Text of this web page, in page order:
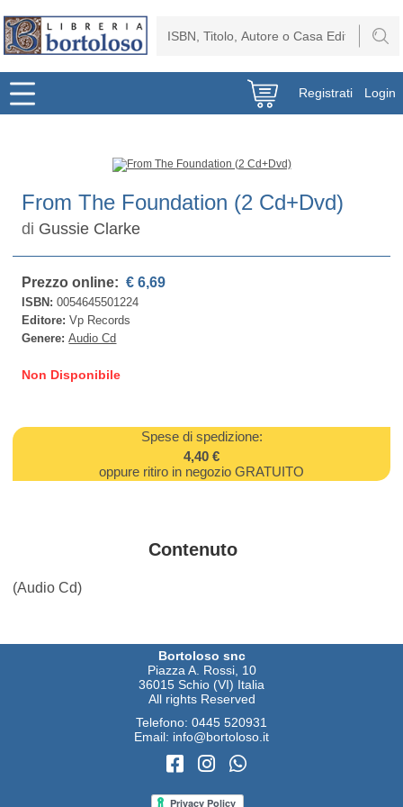
Registrati Login
From The Foundation (2 Cd+Dvd)
di Gussie Clarke
Prezzo online: € 6,69
ISBN:0054645501224
Editore:Vp Records
Genere:Audio Cd
Non Disponibile
Spese di spedizione:
4,40 €
oppure ritiro in negozio GRATUITO
Contenuto
(Audio Cd)
Bortoloso snc
Piazza A. Rossi, 10
36015 Schio (VI) Italia
All rights Reserved
Telefono: 0445 520931
Email: info@bortoloso.it